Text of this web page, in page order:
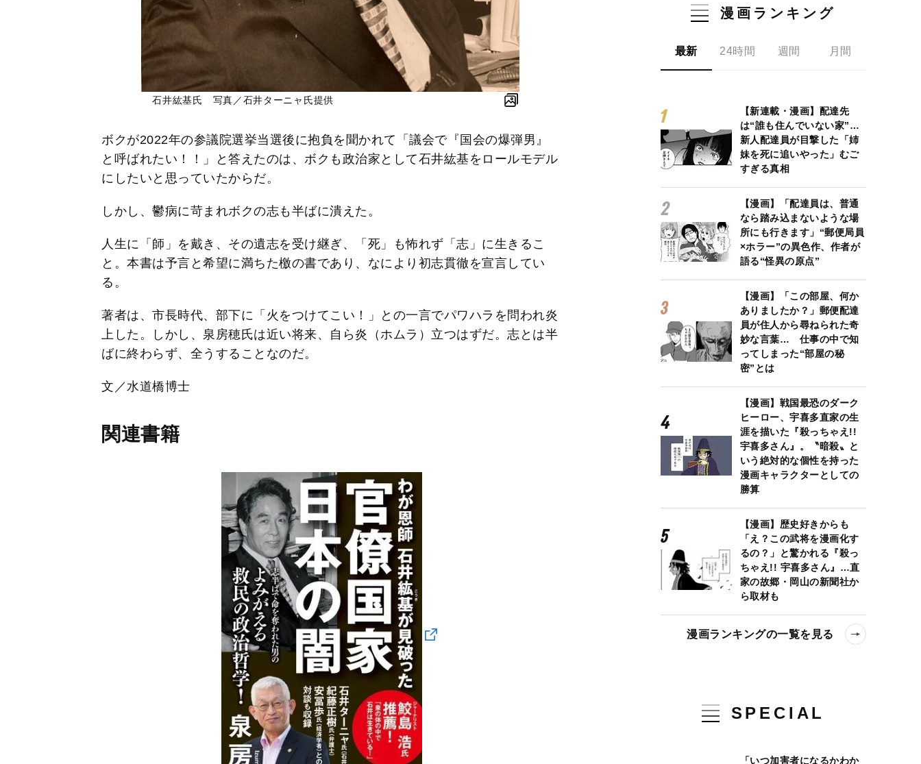
石井紘基氏 写真／石井ターニャ氏提供
ボクが2022年の参議院選挙当選後に抱負を聞かれて「議会で『国会の爆弾男』
と呼ばれたい！！」と答えたのは、ボクも政治家として石井紘基をロールモデル
にしたいと思っていたからだ。
しかし、鬱病に苛まれボクの志も半ばに潰えた。
人生に「師」を戴き、その遺志を受け継ぎ、「死」も怖れず「志」に生きるこ
と。本書は予言と希望に満ちた檄の書であり、なにより初志貫徹を宣言してい
る。
著者は、市長時代、部下に「火をつけてこい！」との一言でパワハラを問われ炎
上した。しかし、泉房穂氏は近い将来、自ら炎（ホムラ）立つはずだ。志とは半
ばに終わらず、全うすることなのだ。
文／水道橋博士
関連書籍
漫画ランキング
最新 24時間 週間 月間
【新連載・漫画】配達先
は“誰も住んでいない家”…
新人配達員が目撃した「姉
妹を死に追いやった」むご
すぎる真相
【漫画】「配達員は、普通
なら踏み込まないような場
所にも行きます」“郵便局員
×ホラー”の異色作、作者が
語る“怪異の原点”
【漫画】「この部屋、何か
ありましたか？」郵便配達
員が住人から尋ねられた奇
妙な言葉… 仕事の中で知
ってしまった“部屋の秘
密”とは
【漫画】戦国最恐のダーク
ヒーロー、宇喜多直家の生
涯を描いた『殺っちゃえ!!
宇喜多さん』。〝暗殺〟と
いう絶対的な個性を持った
漫画キャラクターとしての
勝算
【漫画】歴史好きからも
「え？この武将を漫画化す
るの？」と驚かれる『殺っ
ちゃえ!! 宇喜多さん』…直
家の故郷・岡山の新聞社か
ら取材も
漫画ランキングの一覧を見る
SPECIAL
「いつ加害者になるかわか